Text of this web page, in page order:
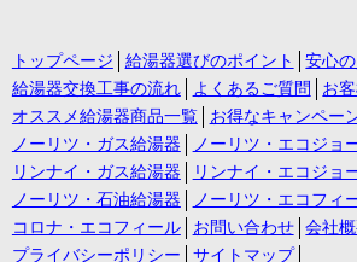
トップページ 給湯器選びのポイント 安心
給湯器交換工事の流れ
よくあるご質問
お
オススメ給湯器商品一覧
お得なキャンペー
ノーリツ・ガス給湯器
ノーリツ・エコジョ
リンナイ・ガス給湯器
リンナイ・エコジョ
ノーリツ・石油給湯器
ノーリツ・エコフィ
コロナ・エコフィール
お問い合わせ
会社
プライバシーポリシー
サイトマップ